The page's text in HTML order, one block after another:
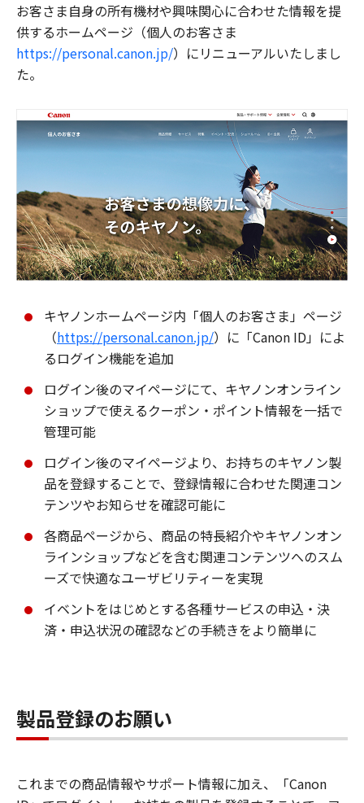
お客さま自身の所有機材や興味関心に合わせた情報を提
供するホームページ（個人のお客さま
https://personal.canon.jp/）にリニューアルいたしまし
た。
キヤノンホームページ内「個人のお客さま」ページ
（https://personal.canon.jp/）に「Canon ID」によ
るログイン機能を追加
ログイン後のマイページにて、キヤノンオンライン
ショップで使えるクーポン・ポイント情報を一括で
管理可能
ログイン後のマイページより、お持ちのキヤノン製
品を登録することで、登録情報に合わせた関連コン
テンツやお知らせを確認可能に
各商品ページから、商品の特長紹介やキヤノンオン
ラインショップなどを含む関連コンテンツへのスム
ーズで快適なユーザビリティーを実現
イベントをはじめとする各種サービスの申込・決
済・申込状況の確認などの手続きをより簡単に
製品登録のお願い
これまでの商品情報やサポート情報に加え、「Canon